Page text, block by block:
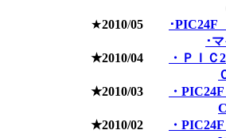
（マイクロチ
★2010/05
･PIC24F
･
★2010/04
・ＰＩ
★2010/03
・
★2010/02
・